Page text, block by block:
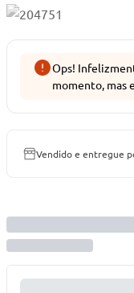
Ops!
momento, mas
Vendido e entregue